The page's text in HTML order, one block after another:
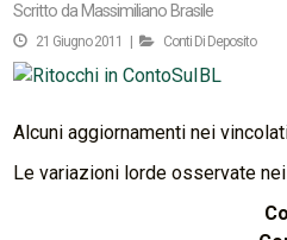
Scritto da Massimiliano Brasile
21 Giugno 2011 | Conti Di Deposito
Alcuni aggiornamenti nei
Le variazioni lorde osservate